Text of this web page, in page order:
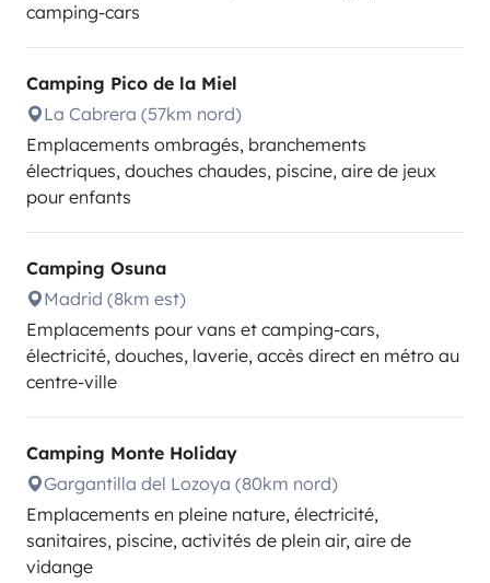
camping-cars
Camping Pico de la Miel
La Cabrera (57km nord)
Emplacements ombragés, branchements
électriques, douches chaudes, piscine, aire de jeux
pour enfants
Camping Osuna
Madrid (8km est)
Emplacements pour vans et camping-cars,
électricité, douches, laverie, accès direct en métro au
centre-ville
Camping Monte Holiday
Gargantilla del Lozoya (80km nord)
Emplacements en pleine nature, électricité,
sanitaires, piscine, activités de plein air, aire de
vidange